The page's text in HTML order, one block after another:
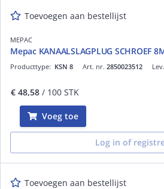
Toevoegen aan bestellijst
MEPAC
Mepac KANAALSLAGPLUG SCHROEF
Art. nr. 2850023512
Producttype: KSN 8
€ 48,58 / 100 STK
Voeg toe
Log in of
Toevoegen aan bestellijst